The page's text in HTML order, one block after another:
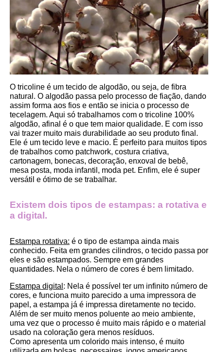
O tricoline é um tecido de algodão, ou seja, de fibra
natural. O algodão passa pelo processo de fiação, dando
assim forma aos fios e então se inicia o processo de
tecelagem. Aqui só trabalhamos com o tricoline 100%
algodão, afinal é o que tem maior qualidade. E com isso
vai trazer muito mais durabilidade ao seu produto final.
Ele é um tecido leve e macio. É perfeito para muitos tipos
de trabalhos como patchwork, costura criativa,
cartonagem, bonecas, decoração, enxoval de bebê,
mesa posta, moda infantil, moda pet. Enfim, ele é super
versátil e ótimo de se trabalhar.
Existem dois tipos de estampas: a rotativa e
a digital.
Estampa rotativa: é o tipo de estampa ainda mais
conhecido. Feita em grandes cilindros, o tecido passa por
eles e são estampados. Sempre em grandes
quantidades. Nela o número de cores é bem limitado.
Estampa digital : Nela é possível ter um infinito número de
cores, e funciona muito parecido a uma impressora de
papel, a estampa já é impressa diretamente no tecido.
Além de ser muito menos poluente ao meio ambiente,
uma vez que o processo é muito mais rápido e o material
usado na coloração gera menos resíduos.
Como apresenta um colorido mais intenso, é muito